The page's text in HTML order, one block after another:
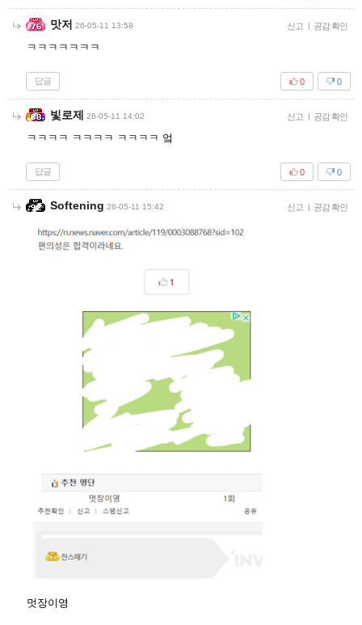
맛저 26-05-11 13:58 신고 | 공감 확인
ㅋㅋㅋㅋㅋㅋㅋ
답글 0
0
빛로제 26-05-11 14:02 신고 | 공감 확인
ㅋㅋㅋㅋ ㅋㅋㅋㅋ ㅋㅋㅋㅋ 엌
답글 0
0
Softening 26-05-11 15:42 신고 | 공감 확인
멋장이영